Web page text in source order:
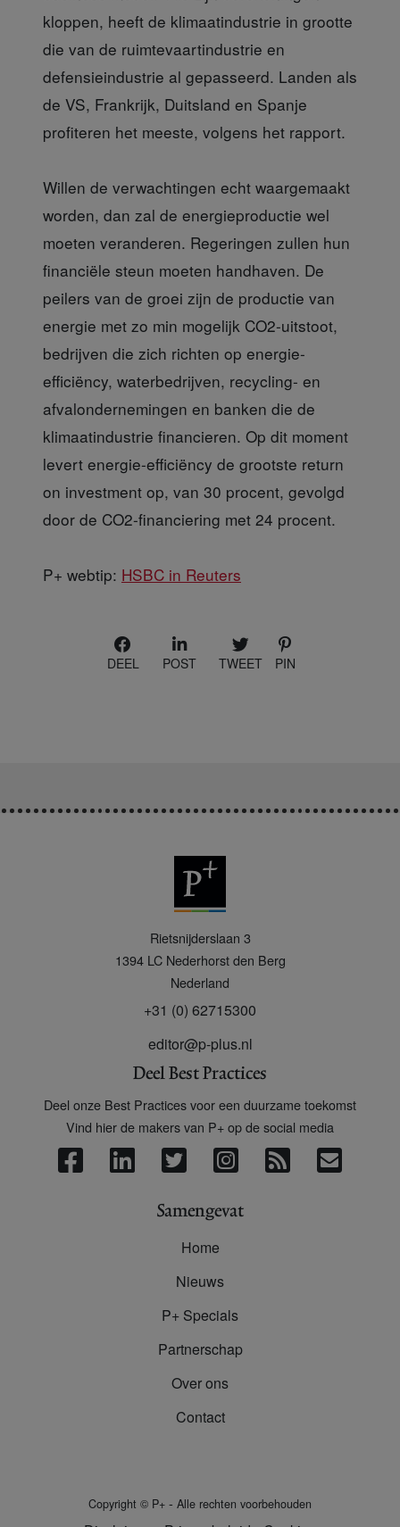
kloppen, heeft de klimaatindustrie in grootte
die van de ruimtevaartindustrie en
defensieindustrie al gepasseerd. Landen als
de VS, Frankrijk, Duitsland en Spanje
profiteren het meeste, volgens het rapport.
Willen de verwachtingen echt waargemaakt
worden, dan zal de energieproductie wel
moeten veranderen. Regeringen zullen hun
financiële steun moeten handhaven. De
peilers van de groei zijn de productie van
energie met zo min mogelijk CO2-uitstoot,
bedrijven die zich richten op energie-
efficiëncy, waterbedrijven, recycling- en
afvalondernemingen en banken die de
klimaatindustrie financieren. Op dit moment
levert energie-efficiëncy de grootste return
on investment op, van 30 procent, gevolgd
door de CO2-financiering met 24 procent.
P+ webtip: HSBC in Reuters
DEEL POST TWEET PIN
Rietsnijderslaan 3
1394 LC Nederhorst den Berg
Nederland
+31 (0) 62715300
editor@p-plus.nl
Deel Best Practices
Deel onze Best Practices voor een duurzame toekomst
Vind hier de makers van P+ op de social media
Samengevat
Home
Nieuws
P+ Specials
Partnerschap
Over ons
Contact
Copyright © P+ - Alle rechten voorbehouden